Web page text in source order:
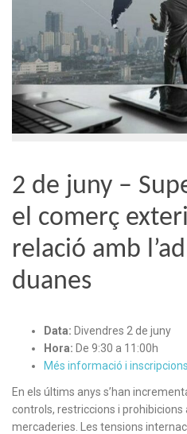
2 de juny –
el comerç
relació amb
duanes
Data: Divendres 2 de juny
Hora: De 9:30 a 11:00h
Més informació i inscripcions
En els últims anys s’han
controls, restriccions i
mercaderies. Les tensions